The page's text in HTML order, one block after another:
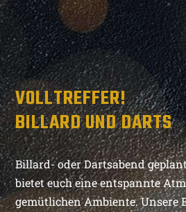
VOLLTREFFER!
BILLARD UND DARTS
Billard- oder Dartsabend
bietet euch eine entspannte
gemütlichen Ambiente. Unsere